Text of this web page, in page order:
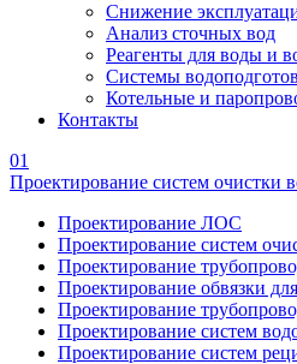
Снижение
Анализ сточных вод
Реагенты для воды и
Системы
Котельные и
Контакты
01
Проектирование систем очистки
Проектирование ЛОС
Проектирование систем
Проектирование
Проектирование обвязки
Проектирование
Проектирование систем
Проектирование систем